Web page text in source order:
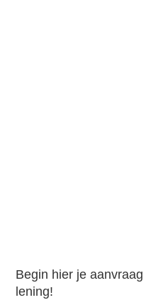
Begin hier je
lening!